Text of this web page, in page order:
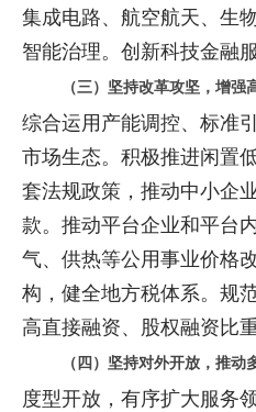
集成电路、航空航天、生
智能治理。创新科技金融
（三）坚持改革攻坚，增强
综合运用产能调控、标准
市场生态。积极推进闲置
套法规政策，推动中小企
款。推动平台企业和平台
气、供热等公用事业价格
构，健全地方税体系。规
高直接融资、股权融资比重
（四）坚持对外开放，推动
度型开放，有序扩大服务